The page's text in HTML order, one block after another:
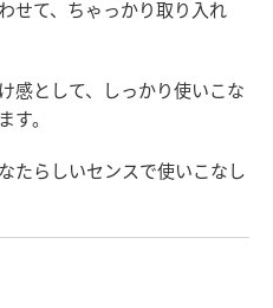
せて、ちゃっかり取り入れ
感として、しっかり使いこな
。
たらしいセンスで使いこなし